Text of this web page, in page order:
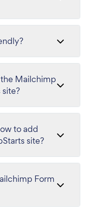
Mailchimp
to add
site?
Form